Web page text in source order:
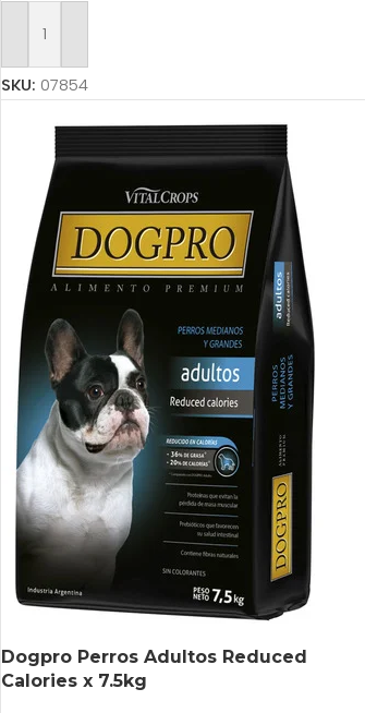
Añadir Al Carrito
SKU: 07854
Dogpro Perros Adultos Reduced
Calories x 7.5kg